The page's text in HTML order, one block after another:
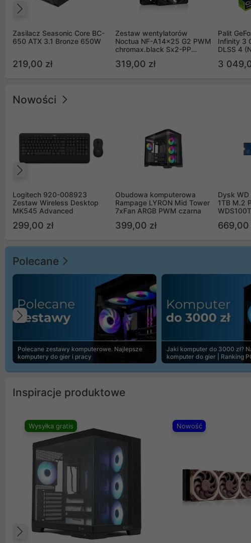
Zasilacz Seasonic Core BC-
650 ATX 3.1 Bronze 650W
219,00 zł
Zestaw wentylatorów
Noctua NF-A14x25 G2 PWM
chromax.black Sx2-PP
(2szt)
319,00 zł
Palit
Infinity 3
DLSS 4
3
Nowości
Logitech 920-008923
Zestaw Wireless Desktop
MK545 Advanced
299,00 zł
Obudowa komputerowa
Rampage LYRON Mid Tower
7xFan ARGB PWM czarna
399,00 zł
Dysk WD
1TB M.2
669,00
Polecane
Polecane zestawy komputerowe. Najlepsze
komputery do gier i pracy
Jaki komputer do 3000 zł?
komputer do gier | Ranking
Poprzedni
Inspiracje produktowe
Wysyłka gratis Nowość